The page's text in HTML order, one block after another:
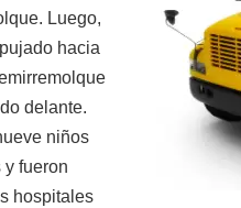
Luego,
hacia
delante.
niños
y fueron
hospitales